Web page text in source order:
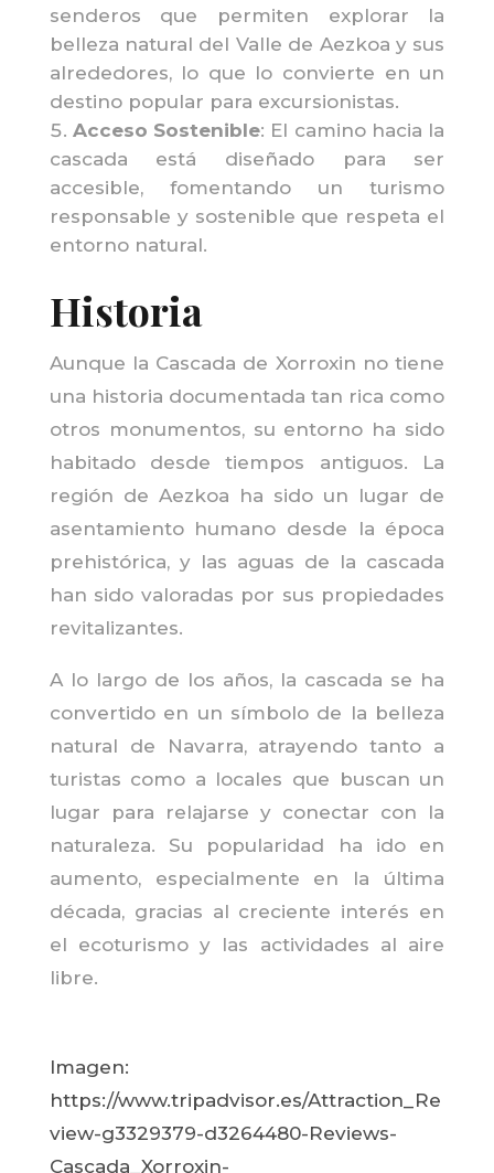
senderos que permiten explorar la
belleza natural del Valle de Aezkoa y sus
alrededores, lo que lo convierte en un
destino popular para excursionistas.
Acceso Sostenible: El camino hacia la
cascada está diseñado para ser
accesible, fomentando un turismo
responsable y sostenible que respeta el
entorno natural.
Historia
Aunque la Cascada de Xorroxin no tiene
una historia documentada tan rica como
otros monumentos, su entorno ha sido
habitado desde tiempos antiguos. La
región de Aezkoa ha sido un lugar de
asentamiento humano desde la época
prehistórica, y las aguas de la cascada
han sido valoradas por sus propiedades
revitalizantes.
A lo largo de los años, la cascada se ha
convertido en un símbolo de la belleza
natural de Navarra, atrayendo tanto a
turistas como a locales que buscan un
lugar para relajarse y conectar con la
naturaleza. Su popularidad ha ido en
aumento, especialmente en la última
década, gracias al creciente interés en
el ecoturismo y las actividades al aire
libre.
Imagen:
https://www.tripadvisor.es/Attraction_Re
view-g3329379-d3264480-Reviews-
Cascada_Xorroxin-